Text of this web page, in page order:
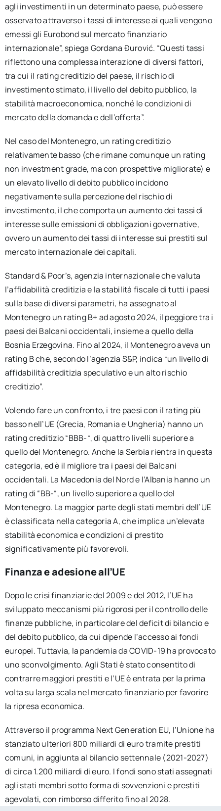
agli investimenti in un determinato paese, può essere
osservato attraverso i tassi di interesse ai quali vengono
emessi gli Eurobond sul mercato finanziario
internazionale”, spiega Gordana Đurović. “Questi tassi
riflettono una complessa interazione di diversi fattori,
tra cui il rating creditizio del paese, il rischio di
investimento stimato, il livello del debito pubblico, la
stabilità macroeconomica, nonché le condizioni di
mercato della domanda e dell’offerta”.
Nel caso del Montenegro, un rating creditizio
relativamente basso (che rimane comunque un rating
non investment grade, ma con prospettive migliorate) e
un elevato livello di debito pubblico incidono
negativamente sulla percezione del rischio di
investimento, il che comporta un aumento dei tassi di
interesse sulle emissioni di obbligazioni governative,
ovvero un aumento dei tassi di interesse sui prestiti sul
mercato internazionale dei capitali.
Standard & Poor’s, agenzia internazionale che valuta
l’affidabilità creditizia e la stabilità fiscale di tutti i paesi
sulla base di diversi parametri, ha assegnato al
Montenegro un rating B+ ad agosto 2024, il peggiore tra i
paesi dei Balcani occidentali, insieme a quello della
Bosnia Erzegovina. Fino al 2024, il Montenegro aveva un
rating B che, secondo l’agenzia S&P, indica “un livello di
affidabilità creditizia speculativo e un alto rischio
creditizio”.
Volendo fare un confronto, i tre paesi con il rating più
basso nell’UE (Grecia, Romania e Ungheria) hanno un
rating creditizio “BBB-“, di quattro livelli superiore a
quello del Montenegro. Anche la Serbia rientra in questa
categoria, ed è il migliore tra i paesi dei Balcani
occidentali. La Macedonia del Nord e l’Albania hanno un
rating di “BB-“, un livello superiore a quello del
Montenegro. La maggior parte degli stati membri dell’UE
è classificata nella categoria A, che implica un’elevata
stabilità economica e condizioni di prestito
significativamente più favorevoli.
Finanza e adesione all’UE
Dopo le crisi finanziarie del 2009 e del 2012, l’UE ha
sviluppato meccanismi più rigorosi per il controllo delle
finanze pubbliche, in particolare del deficit di bilancio e
del debito pubblico, da cui dipende l’accesso ai fondi
europei. Tuttavia, la pandemia da COVID-19 ha provocato
uno sconvolgimento. Agli Stati è stato consentito di
contrarre maggiori prestiti e l’UE è entrata per la prima
volta su larga scala nel mercato finanziario per favorire
la ripresa economica.
Attraverso il programma Next Generation EU, l’Unione ha
stanziato ulteriori 800 miliardi di euro tramite prestiti
comuni, in aggiunta al bilancio settennale (2021-2027)
di circa 1.200 miliardi di euro. I fondi sono stati assegnati
agli stati membri sotto forma di sovvenzioni e prestiti
agevolati, con rimborso differito fino al 2028.